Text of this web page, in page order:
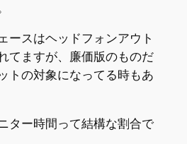
ースはヘッドフォンアウト
てますが、廉価版のものだ
トの対象になってる時もあ
ター時間って結構な割合で